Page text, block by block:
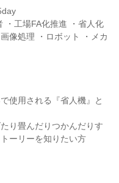
・工場FA化推進 ・省人化
像処理 ・ロボット ・メカ
使用される『省人機』と
り畳んだりつかんだりす
ーリーを知りたい方